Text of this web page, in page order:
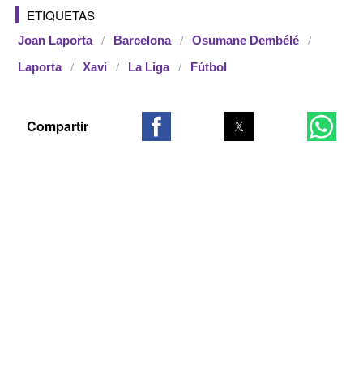
ETIQUETAS
Joan Laporta Barcelona Osumane Dembélé
Laporta Xavi La Liga Fútbol